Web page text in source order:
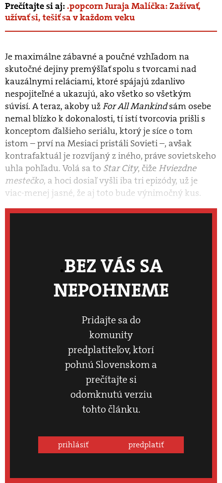
Prečítajte si aj: .popcorn Juraja Malíčka: Zažívať,
užívať si, tešiť sa v každom veku
Je maximálne zábavné a poučné vzhľadom na
skutočné dejiny premýšľať spolu s tvorcami nad
kauzálnymi reláciami, ktoré spájajú zdanlivo
nespojiteľné a ukazujú, ako všetko so všetkým
súvisí. A teraz, akoby užFor All Mankindsám osebe
nemal blízko k dokonalosti, tí istí tvorcovia prišli s
konceptom ďalšieho seriálu, ktorý je síce o tom
istom – prví na Mesiaci pristáli Sovieti –, avšak
kontrafaktuál je rozvíjaný z iného, práve sovietskeho
uhla pohľadu. Volá sa to Star City, čiže Hviezdne
mestečko, a hoci dosiaľ vyšli iba tri epizódy, už je
viac-menej jasné, že aj toto bude výnimočný kus.
BEZ VÁS SA
NEPOHNEME
Pridajte sa do
komunity
predplatiteľov, ktorí
pohnú Slovenskom a
prečítajte si
odomknutú verziu
tohto článku.
prihlásiť predplatiť